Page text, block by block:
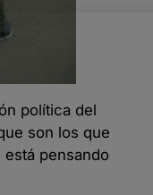
política del
son los que
pensando